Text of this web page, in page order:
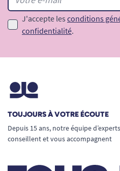
J'accepte les conditions
confidentialité.
TOUJOURS À VOTRE ÉCOUTE
Depuis 15 ans, notre équipe
conseillent et vous accompagnent